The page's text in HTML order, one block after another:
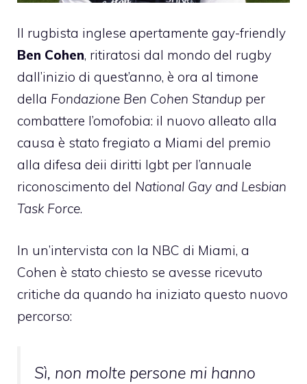
Il rugbista inglese apertamente gay-friendly
Ben Cohen, ritiratosi dal mondo del rugby
dall’inizio di quest’anno, è ora al timone
della Fondazione Ben Cohen Standup per
combattere l’omofobia: il nuovo alleato alla
causa è stato fregiato a Miami del premio
alla difesa deii diritti lgbt per l’annuale
riconoscimento del National Gay and Lesbian
Task Force.
In un’intervista con la NBC di Miami, a
Cohen è stato chiesto se avesse ricevuto
critiche da quando ha iniziato questo nuovo
percorso:
Sì, non molte persone mi hanno